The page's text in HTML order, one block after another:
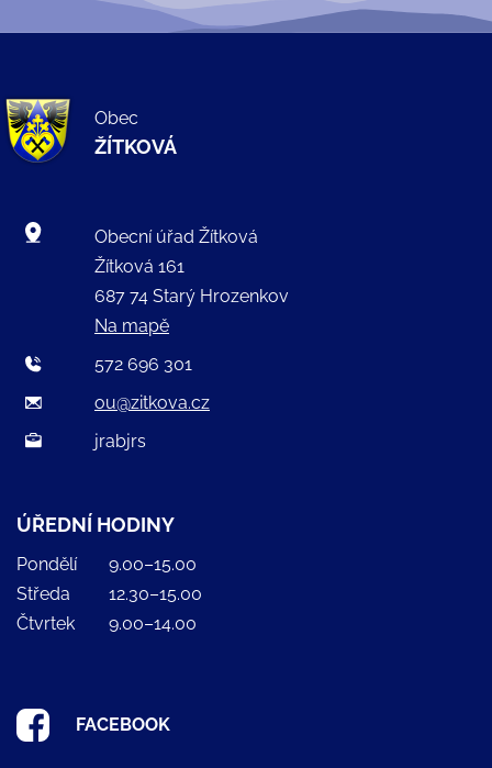
Obec
ŽÍTKOVÁ
Obecní úřad Žítková
Žítková 161
687 74 Starý Hrozenkov
Na mapě
572 696 301
ou@zitkova.cz
jrabjrs
ÚŘEDNÍ HODINY
Pondělí
9.00–15.00
Středa
12.30–15.00
Čtvrtek
9.00–14.00
FACEBOOK